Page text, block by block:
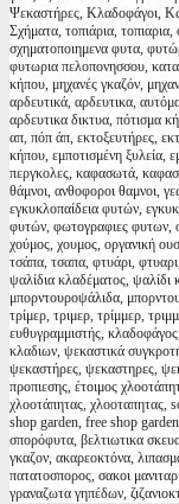
Ψεκαστήρες, Κλαδοφάγοι,
Σχήματα, τοπιάρια,
σχηματοποιημενα φυτα,
φυτωρια πελοπονησσου,
κήπου, μηχανές γκαζόν,
αρδευτικά, αρδευτικα,
αρδευτικα δικτυα, πότισμα
απ, πόπ άπ, εκτοξευτήρες,
κήπου, εμποτισμένη ξυλεία,
περγκολες, καφασωτά,
θάμνοι, ανθοφοροι θαμνοι,
εγκυκλοπαίδεια φυτών,
φυτών, φωτογραφιες
χούμος, χουμος, οργανική
τσάπα, τσαπα, φτυάρι,
ψαλίδια κλαδέματος, ψαλίδι
μπορντουροψάλιδα,
τρίμερ, τριμερ, τρίμμερ,
ευθυγραμμιστής,
κλαδιων, ψεκαστικά
ψεκαστήρες, ψεκαστηρες,
προπιεσης, έτοιμος
χλοοτάπητας, χλοοταπητας,
shop garden, free shop
σπορόφυτα, βελτιωτικα
γκαζον, ακαρεοκτόνα,
πατατοσπορος, σακοι
γραναζωτα γηπέδων,